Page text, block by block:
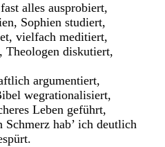
alles ausprobiert,
Sophien studiert,
vielfach meditiert,
Theologen diskutiert,
argumentiert,
wegrationalisiert,
Leben geführt,
hab’ ich deutlich